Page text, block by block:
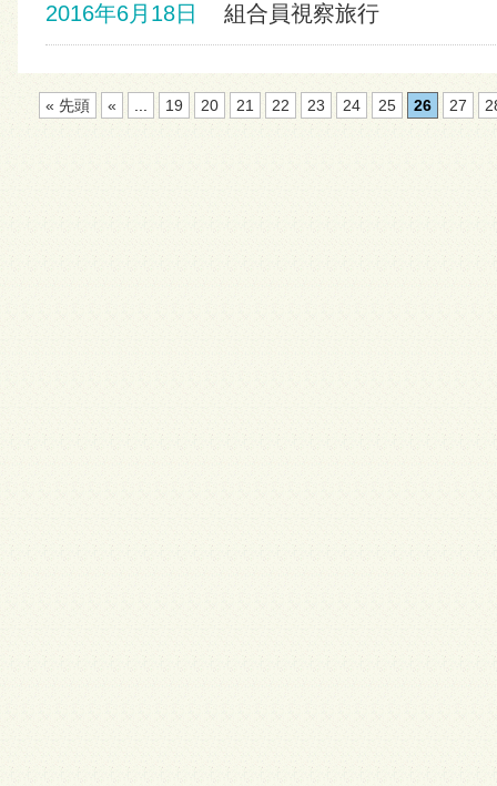
2016年6月18日 組合員視察旅行
« 先頭 « 19 20 21 22 23 24 25 26 27